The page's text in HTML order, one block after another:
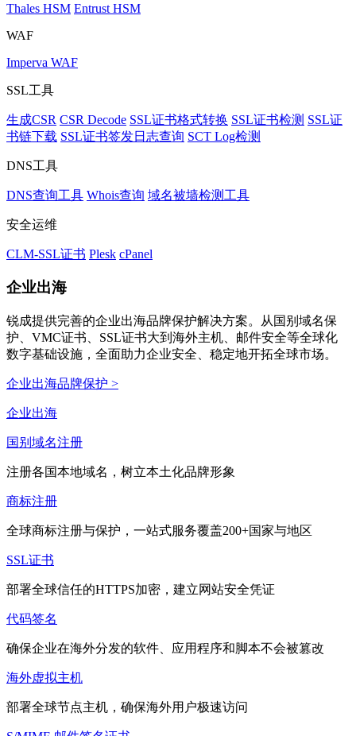
Thales HSM Entrust HSM
WAF
Imperva WAF
SSL工具
生成CSR CSR Decode SSL证书格式转换 SSL证书检测 SSL证
书链下载 SSL证书签发日志查询 SCT Log检测
DNS工具
DNS查询工具 Whois查询 域名被墙检测工具
安全运维
CLM-SSL证书 Plesk cPanel
企业出海
锐成提供完善的企业出海品牌保护解决方案。从国别域名保
护、VMC证书、SSL证书大到海外主机、邮件安全等全球化
数字基础设施，全面助力企业安全、稳定地开拓全球市场。
企业出海品牌保护 >
企业出海
国别域名注册
注册各国本地域名，树立本土化品牌形象
商标注册
全球商标注册与保护，一站式服务覆盖200+国家与地区
SSL证书
部署全球信任的HTTPS加密，建立网站安全凭证
代码签名
确保企业在海外分发的软件、应用程序和脚本不会被篡改
海外虚拟主机
部署全球节点主机，确保海外用户极速访问